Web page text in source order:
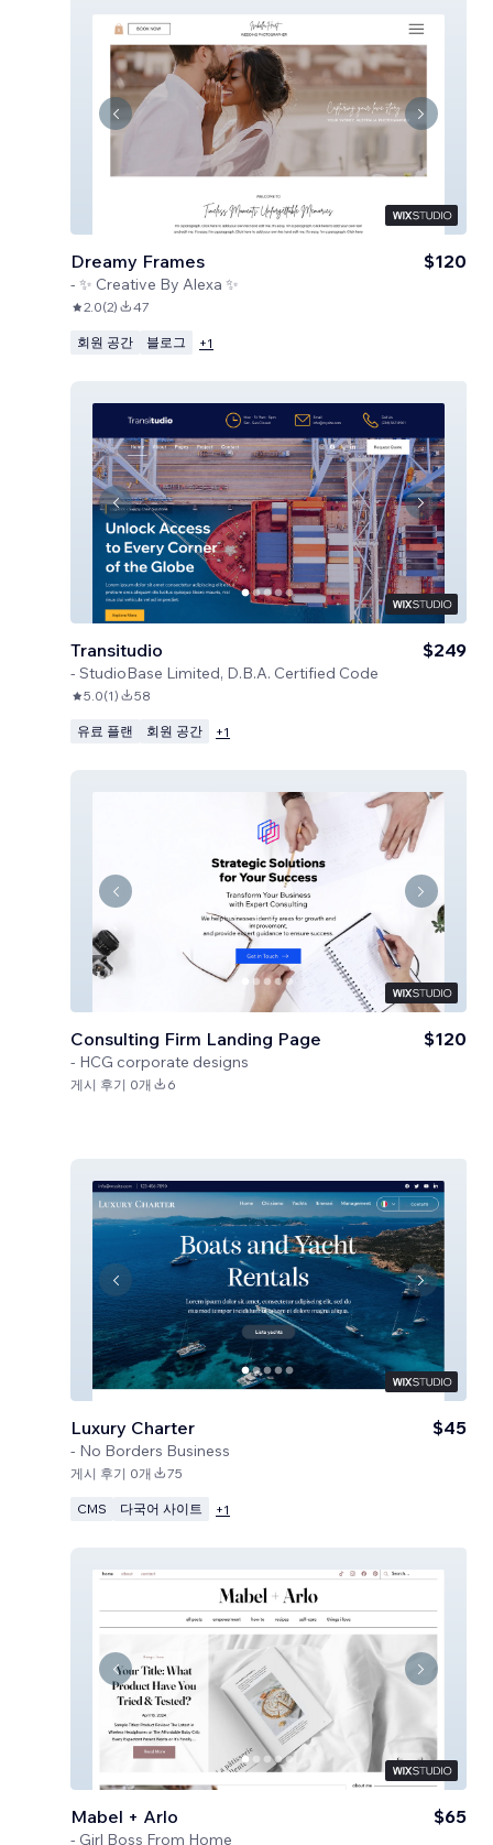
Dreamy Frames
- ✨ Creative By Alexa ✨
$120
2.0(2) 47
회원 공간 블로그 +1
Transitudio
- StudioBase Limited, D.B.A. Certified Code
$249
5.0(1) 58
유료 플랜 회원 공간 +1
Consulting Firm Landing Page
- HCG corporate designs
$120
게시 후기 0개 6
Luxury Charter
- No Borders Business
$45
게시 후기 0개 75
CMS 다국어 사이트 +1
Mabel + Arlo
- Girl Boss From Home
$65